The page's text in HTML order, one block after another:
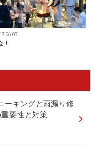
！
ーキングと雨漏り修
要性と対策